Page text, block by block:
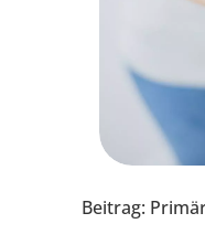
Beitrag: